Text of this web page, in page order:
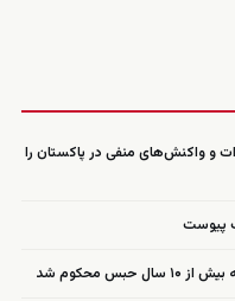
و واکنش‌های منفی در پاکستان را
پیوست
محکوم شد